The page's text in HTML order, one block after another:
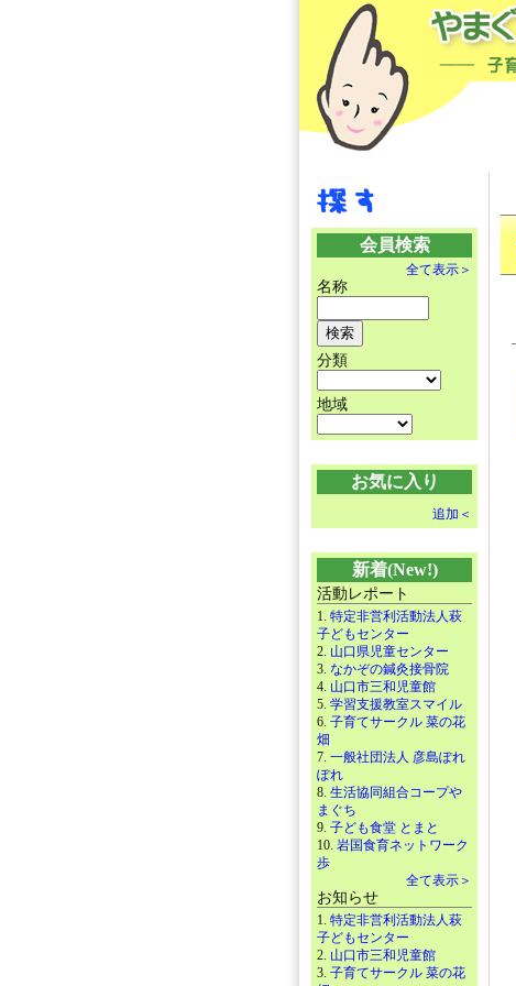
会員検索
全て表示＞
名称
分類
地域
お気に入り
追加＜
新着(New!)
活動レポート
1. 特定非営利活動法人萩
子どもセンター
2. 山口県児童センター
3. なかぞの鍼灸接骨院
4. 山口市三和児童館
5. 学習支援教室スマイル
6. 子育てサークル 菜の花
畑
7. 一般社団法人 彦島ぽれ
ぽれ
8. 生活協同組合コープや
まぐち
9. 子ども食堂 とまと
10. 岩国食育ネットワーク
歩
全て表示＞
お知らせ
1. 特定非営利活動法人萩
子どもセンター
2. 山口市三和児童館
3. 子育てサークル 菜の花